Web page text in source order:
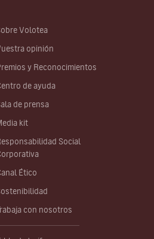
Volotea
opinión
y Reconocimientos
de ayuda
de prensa
kit
Social
Ético
con nosotros